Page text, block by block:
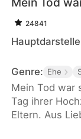
24841
Genre: Ehe
Mein Tod war
Tag ihrer
Eltern. Aus